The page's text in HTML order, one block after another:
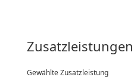
Zusatzleistungen
Gewählte Zusatzleistung